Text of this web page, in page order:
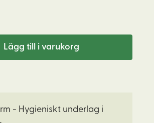
Lägg till i varukorg